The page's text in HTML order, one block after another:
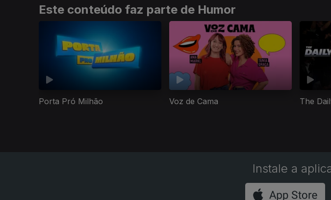
Este conteúdo faz parte de Humor
Porta Pró Milhão Voz de Cama The
Instale a